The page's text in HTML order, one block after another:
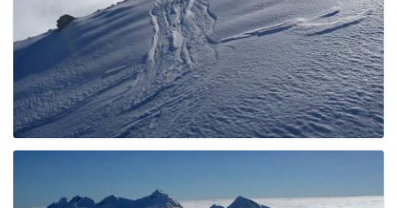
t
i